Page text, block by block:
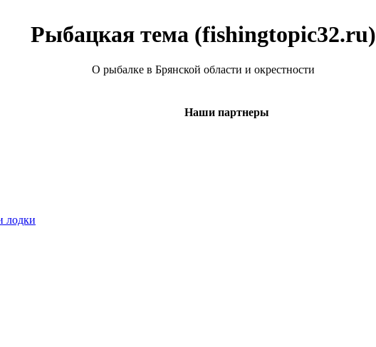
Рыбацкая тема (fishingtopic32.ru)
О рыбалке в Брянской области и окрестности
Наши партнеры
лодки